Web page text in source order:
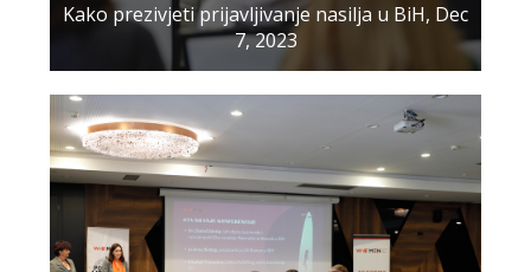
Kako prezivjeti prijavljivanje nasilja u BiH, Dec
7, 2023